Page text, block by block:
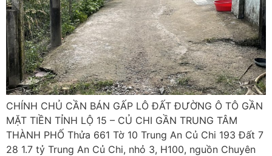
CHÍNH CHỦ CẦN BÁN GẤP LÔ ĐẤT ĐƯỜNG Ô TÔ GẦN
MẶT TIỀN TỈNH LỘ 15 – CỦ CHI GẦN TRUNG TÂM
THÀNH PHỐ Thửa 661 Tờ 10 Trung An Củ Chi 193 Đất 7
28 1.7 tỷ Trung An Củ Chi, nhỏ 3, H100, nguồn Chuyên